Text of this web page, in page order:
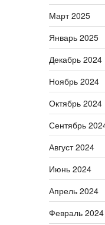
Март 2025
Январь 2025
Декабрь 2024
Ноябрь 2024
Октябрь 2024
Сентябрь
Август 2024
Июнь 2024
Апрель 2024
Февраль 2024